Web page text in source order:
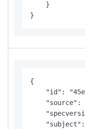
    }
}
{
"id":
"source":